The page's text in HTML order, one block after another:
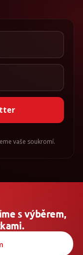
vaše soukromí.
s výběrem,